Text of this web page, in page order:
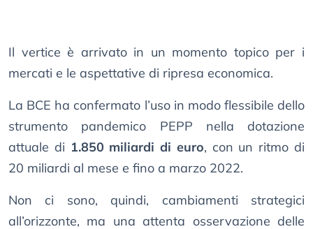
Il vertice è arrivato in un momento topico per i
mercati e le aspettative di ripresa economica.
La BCE ha confermato l’uso in modo flessibile dello
strumento pandemico PEPP nella dotazione
attuale di 1.850 miliardi di euro, con un ritmo di
20 miliardi al mese e fino a marzo 2022.
Non ci sono, quindi, cambiamenti strategici
all’orizzonte, ma una attenta osservazione delle